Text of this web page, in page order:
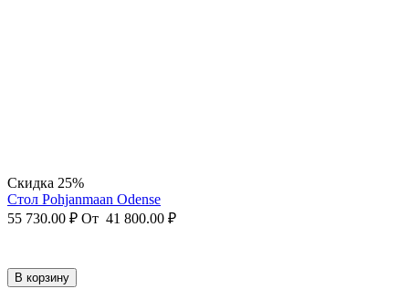
Скидка 25%
Стол Pohjanmaan Odense
55 730.00 ₽ От 41 800.00 ₽
В корзину